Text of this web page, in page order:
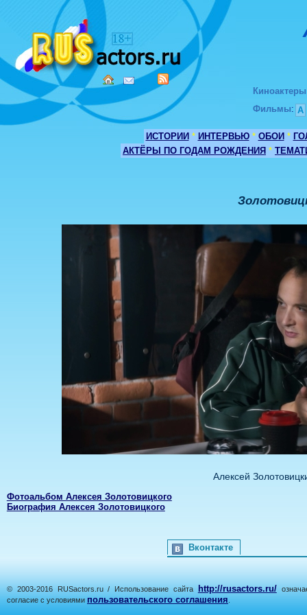
Киноактеры
Фильмы: А
ИСТОРИИ * ИНТЕРВЬЮ * ОБОИ *
АКТЁРЫ ПО ГОДАМ РОЖДЕНИЯ *
Алексей
Фотоальбом Алексея Золотовицкого
Биография Алексея Золотовицкого
Вконтакте
© 2003-2016 RUSactors.ru / Использование сайта http://rusactors.ru/
согласие с условиями пользовательского соглашения